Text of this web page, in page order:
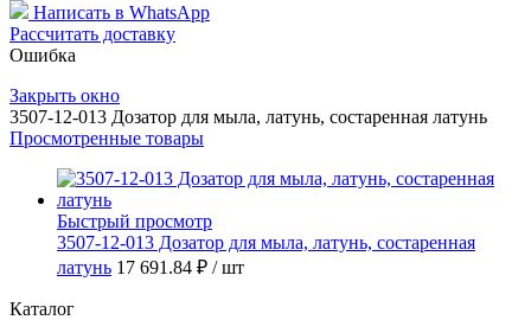
Написать в WhatsApp
Рассчитать доставку
Ошибка
Закрыть окно
3507-12-013 Дозатор для мыла, латунь, состаренная латунь
Просмотренные товары
Быстрый просмотр
3507-12-013 Дозатор для мыла, латунь, состаренная
латунь 17 691.84 ₽ / шт
Каталог